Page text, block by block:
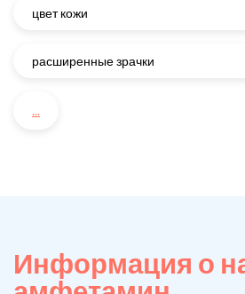
цвет кожи
расширенные зрачки
...
Информация о